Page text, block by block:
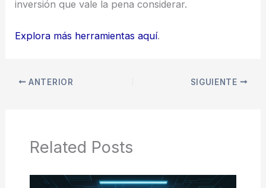
inversión que vale la pena considerar.
Explora más herramientas aquí.
ANTERIOR SIGUIENTE
Related Posts